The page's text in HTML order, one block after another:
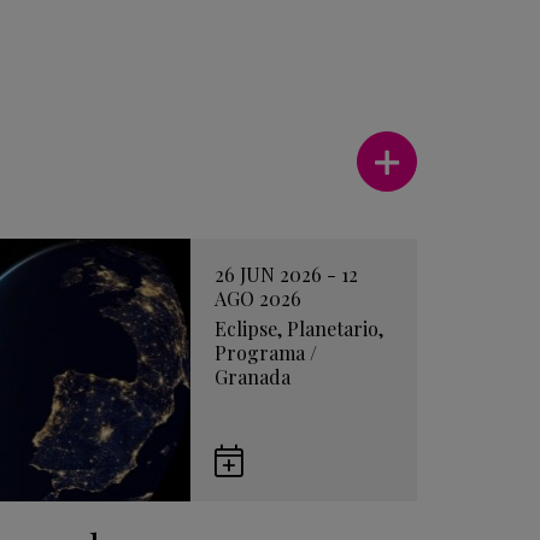
Ver más
26 JUN 2026 - 12
AGO 2026
Eclipse, Planetario,
Programa /
Granada